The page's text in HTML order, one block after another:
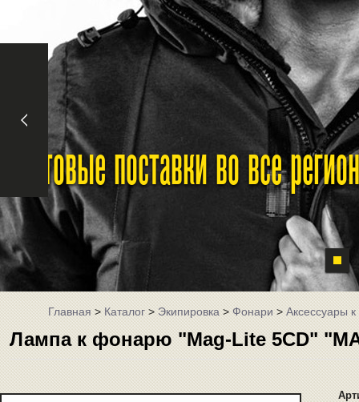
Оптовые поставки во все
Главная>Каталог>Экипировка>Фонари>Аксессуары
Лампа к фонарю "Mag-Lite 5CD"